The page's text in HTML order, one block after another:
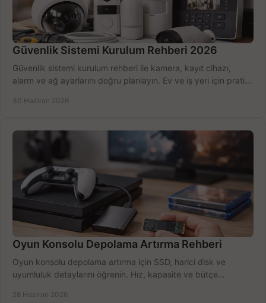
Güvenlik Sistemi Kurulum Rehberi 2026
Güvenlik sistemi kurulum rehberi ile kamera, kayıt cihazı,
alarm ve ağ ayarlarını doğru planlayın. Ev ve iş yeri için pratik
30 Haziran 2026
Oyun Konsolu Depolama Artırma Rehberi
Oyun konsolu depolama artırma için SSD, harici disk ve
uyumluluk detaylarını öğrenin. Hız, kapasite ve bütçe
28 Haziran 2026